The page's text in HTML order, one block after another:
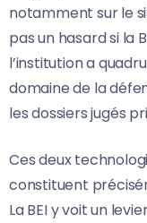
notamment sur le
pas un hasard si la
l’institution a
domaine de la
les dossiers jugés
Ces deux
constituent
La BEI y voit un